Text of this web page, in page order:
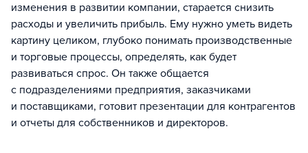
изменения в развитии компании, старается снизить
расходы и увеличить прибыль. Ему нужно уметь видеть
картину целиком, глубоко понимать производственные
и торговые процессы, определять, как будет
развиваться спрос. Он также общается
с подразделениями предприятия, заказчиками
и поставщиками, готовит презентации для контрагентов
и отчеты для собственников и директоров.